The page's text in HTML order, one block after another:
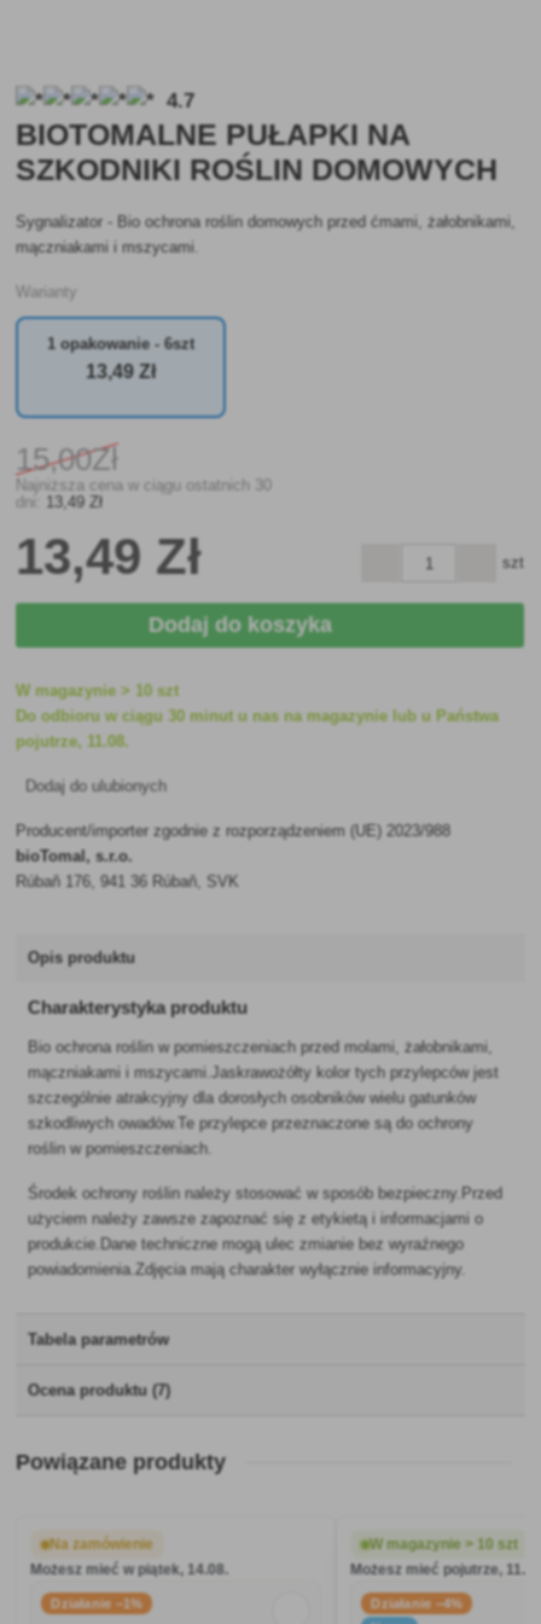
4.7
BIOTOMALNE PUŁAPKI NA
SZKODNIKI ROŚLIN DOMOWYCH
Sygnalizator - Bio ochrona roślin domowych przed ćmami, żałobnikami,
mączniakami i mszycami.
Warianty
1 opakowanie - 6szt
13,49 Zł
15,00Zł
Najniższa cena w ciągu ostatnich 30
dni:
13 ,49 Zł
13,49 Zł szt
Dodaj do koszyka
W magazynie > 10 szt
Do odbioru w ciągu 30 minut u nas na magazynie lub u Państwa
pojutrze, 11.08.
Dodaj do ulubionych
Producent/importer zgodnie z rozporządzeniem (UE) 2023/988
bioTomal, s.r.o.
Rúbaň 176, 941 36 Rúbaň, SVK
Opis produktu
Charakterystyka produktu
Bio ochrona roślin w pomieszczeniach przed molami, żałobnikami,
mączniakami i mszycami.Jaskrawożółty kolor tych przylepców jest
szczególnie atrakcyjny dla dorosłych osobników wielu gatunków
szkodliwych owadów.Te przylepce przeznaczone są do ochrony
roślin w pomieszczeniach.
Środek ochrony roślin należy stosować w sposób bezpieczny.Przed
użyciem należy zawsze zapoznać się z etykietą i informacjami o
produkcie.Dane techniczne mogą ulec zmianie bez wyraźnego
powiadomienia.Zdjęcia mają charakter wyłącznie informacyjny.
Tabela parametrów
Ocena produktu (7)
Powiązane produkty
Na zamówienie
Możesz mieć w piątek, 14.08.
Działanie −1%
W magazynie > 10 szt
Możesz mieć pojutrze,
Działanie −4%